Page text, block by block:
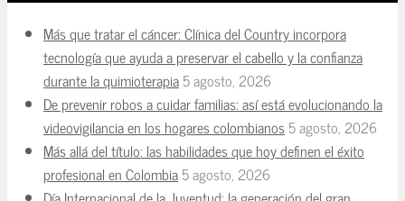
Más que tratar el cáncer: Clínica del Country incorpora
tecnología que ayuda a preservar el cabello y la confianza
durante la quimioterapia5 agosto, 2026
De prevenir robos a cuidar familias: así está evolucionando la
videovigilancia en los hogares colombianos5 agosto, 2026
Más allá del título: las habilidades que hoy definen el éxito
profesional en Colombia5 agosto, 2026